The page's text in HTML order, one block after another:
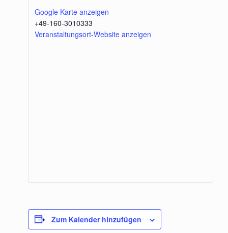
Google Karte anzeigen
+49-160-3010333
Veranstaltungsort-Website anzeigen
Zum Kalender hinzufügen